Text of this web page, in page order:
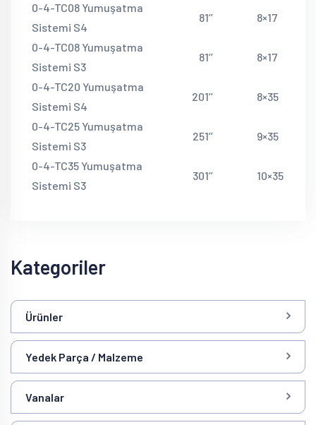
0-4-TC08 Yumuşatma
Sistemi S4
81’’ 8×17
0-4-TC08 Yumuşatma
Sistemi S3
81’’ 8×17
0-4-TC20 Yumuşatma
Sistemi S4
201’’ 8×35
0-4-TC25 Yumuşatma
Sistemi S3
251’’ 9×35
0-4-TC35 Yumuşatma
Sistemi S3
301’’ 10×35
Kategoriler
Ürünler
Yedek Parça / Malzeme
Vanalar